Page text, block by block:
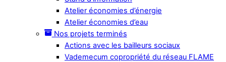
Atelier économies d’énergie
Atelier économies d’eau
Nos projets terminés
Actions avec les bailleurs sociaux
Vademecum copropriété du réseau FLAME